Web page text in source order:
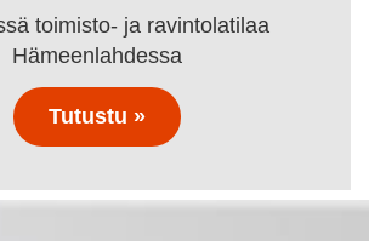
toimisto- ja ravintolatilaa
Hämeenlahdessa
Tutustu »